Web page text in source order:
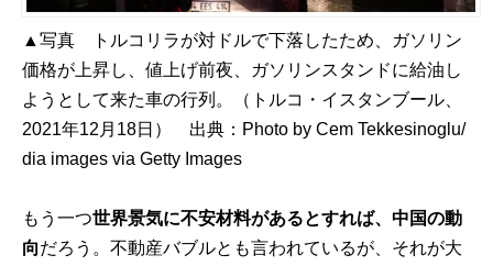
▲写真 トルコリラが対ドルで下落したため、ガソリン
価格が上昇し、値上げ前夜、ガソリンスタンドに給油し
ようとして来た車の行列。（トルコ・イスタンブール、
2021年12月18日） 出典： Photo by Cem Tekkesinoglu/
dia images via Getty Images
もう一つ世界景気に不安材料があるとすれば、中国の動
向だろう。不動産バブルとも言われているが、それが大